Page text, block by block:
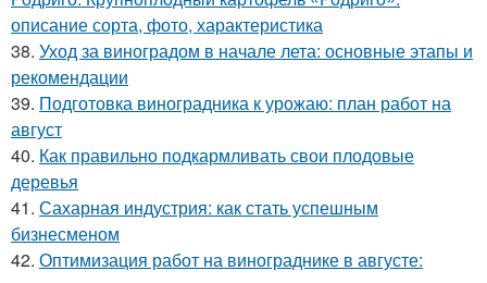
описание сорта, фото, характеристика
38. Уход за виноградом в начале лета: основные этапы и
рекомендации
39. Подготовка виноградника к урожаю: план работ на
август
40. Как правильно подкармливать свои плодовые
деревья
41. Сахарная индустрия: как стать успешным
бизнесменом
42. Оптимизация работ на винограднике в августе: